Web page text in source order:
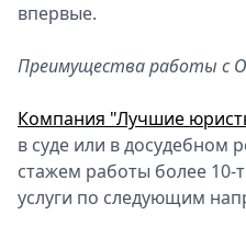
впервые.
Преимущества работы с
Компания "Лучшие
в суде или в досудебном
стажем работы более 10-
услуги по следующим